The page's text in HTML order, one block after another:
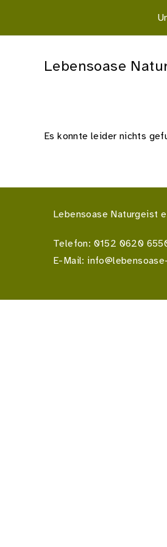
Lebensoase
Es konnte leider nichts
Lebensoase Naturgeist
Telefon: 0152 0620
E-Mail: